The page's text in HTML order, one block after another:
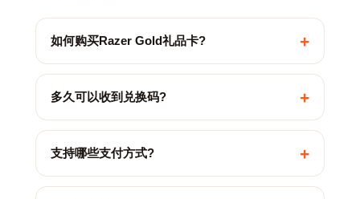
如何购买Razer Gold礼品卡? +
多久可以收到兑换码? +
支持哪些支付方式? +